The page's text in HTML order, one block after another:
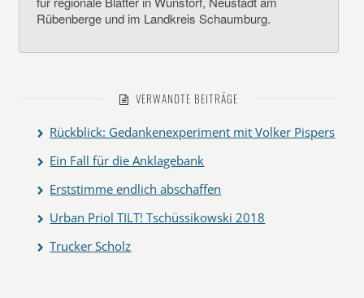
Rübenberge und im Landkreis Schaumburg.
VERWANDTE BEITRÄGE
Rückblick: Gedankenexperiment mit Volker Pispers
Ein Fall für die Anklagebank
Erststimme endlich abschaffen
Urban Priol TILT! Tschüssikowski 2018
Trucker Scholz